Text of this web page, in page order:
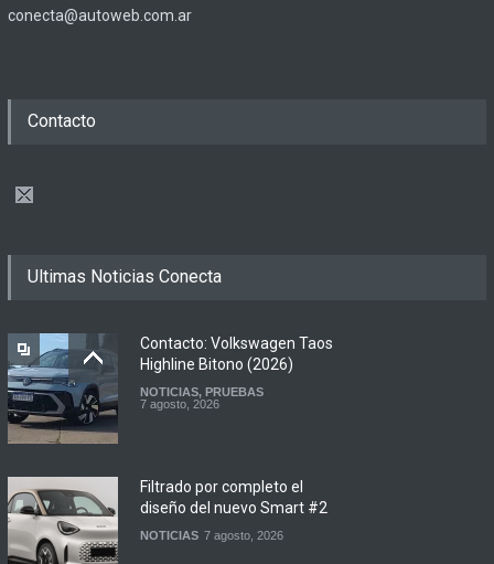
conecta@autoweb.com.ar
Contacto
Ultimas Noticias Conecta
Contacto: Volkswagen Taos
Highline Bitono (2026)
NOTICIAS, PRUEBAS
7 agosto, 2026
Filtrado por completo el
diseño del nuevo Smart #2
NOTICIAS 7 agosto, 2026